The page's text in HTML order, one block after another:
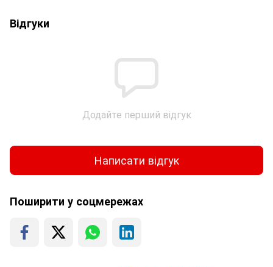
Відгуки
Додайте перший відгук
Написати відгук
Поширити у соцмережах